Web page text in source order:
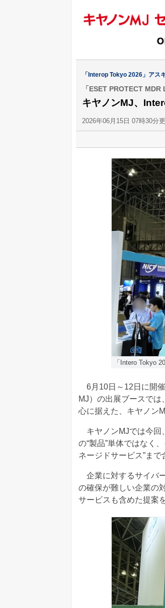
「Interop Tokyo 2026」アス
「ESET PROTECT
キヤノンMJ、
2026年06月15日 07時30分
「Intero Tokyo
6月10日～12日に開
MJ）の出展ブースで
心に据えた、キヤノン
キヤノンMJでは今回
の“製品”単体ではなく
ネージドサービス”ま
企業に対するサイバ
の確保が難しい企業の
サービスも含めた提案